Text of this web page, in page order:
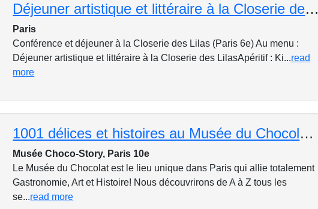
Déjeuner artistique et littéraire à la Closerie des Lilas
Paris
Conférence et déjeuner à la Closerie des Lilas (Paris 6e) Au menu :
Déjeuner artistique et littéraire à la Closerie des LilasApéritif : Ki...read
more
1001 délices et histoires au Musée du Chocolat! Visite-guidée et atelier : participatif et gustatif!
Musée Choco-Story, Paris 10e
Le Musée du Chocolat est le lieu unique dans Paris qui allie totalement
Gastronomie, Art et Histoire! Nous découvrirons de A à Z tous les
se...read more